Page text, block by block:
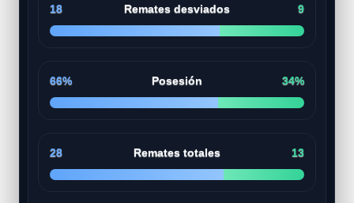
18 Remates desviados 9
66% Posesión 34%
28 Remates totales 13